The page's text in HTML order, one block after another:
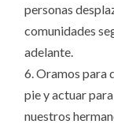
personas
comunidades
adelante.
6. Oramos para
pie y actuar
nuestros